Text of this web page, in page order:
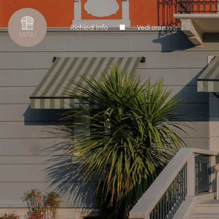
MENU
Richiedi Info Vedi orari